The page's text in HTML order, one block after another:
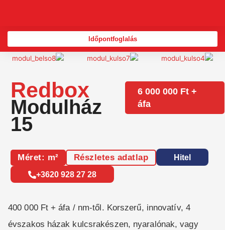
Időpontfoglalás
Redbox
Modulház
15
6 000 000 Ft +
áfa
Méret: m² Részletes adatlap
Hitel
+3620 928 27 28
400 000 Ft + áfa / nm-től. Korszerű, innovatív, 4
évszakos házak kulcsrakészen, nyaralónak, vagy